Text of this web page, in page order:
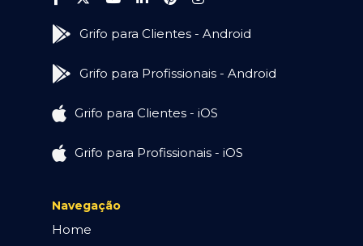
Grifo para Clientes - Android
Grifo para Profissionais - Android
Grifo para Clientes - iOS
Grifo para Profissionais - iOS
Navegação
Home